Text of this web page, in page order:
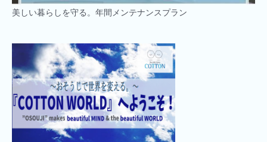
美しい暮らしを守る。年間メンテナンスプラン